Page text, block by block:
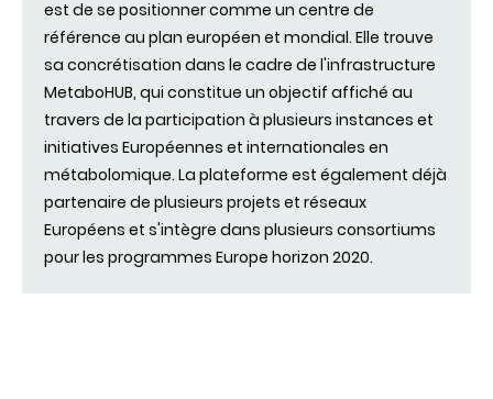
est de se positionner comme un centre de
référence au plan européen et mondial. Elle trouve
sa concrétisation dans le cadre de l'infrastructure
MetaboHUB, qui constitue un objectif affiché au
travers de la participation à plusieurs instances et
initiatives Européennes et internationales en
métabolomique. La plateforme est également déjà
partenaire de plusieurs projets et réseaux
Européens et s'intègre dans plusieurs consortiums
pour les programmes Europe horizon 2020.